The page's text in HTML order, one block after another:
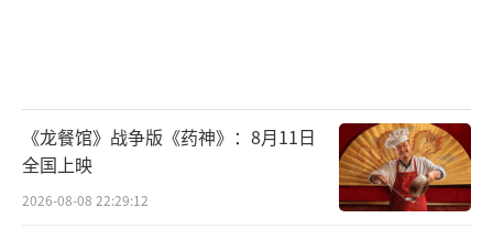
《龙餐馆》战争版《药神》：8月11日
全国上映
2026-08-08 22:29:12